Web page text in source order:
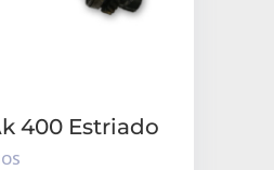
400 Estriado